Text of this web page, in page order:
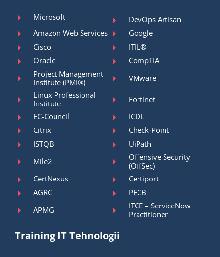
Microsoft
DevOps Artisan
Amazon Web Services
Google
Cisco
ITIL®
Oracle
CompTIA
Project Management
Institute (PMI®)
VMware
Linux Professional
Institute
Fortinet
EC-Council
ICDL
Citrix
Check-Point
ISTQB
UiPath
Mile2
Offensive Security
(OffSec)
CertNexus
Certiport
AGRC
PECB
APMG
ITCE – ServiceNow
Practitioner
Training IT Tehnologii